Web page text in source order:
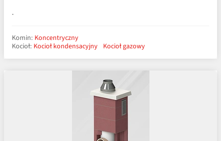
.
Komin: Koncentryczny
Kocioł: Kocioł kondensacyjny Kocioł gazowy